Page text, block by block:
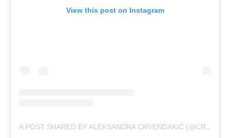
View this post on Instagram
A POST SHARED BY ALEKSANDRA CRVENDAKIĆ (@CRVENDAKIC11)